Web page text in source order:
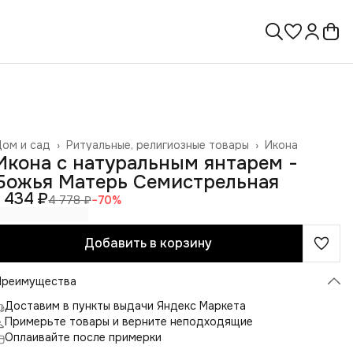
Икона
Ритуальные, религиозные товары ›
и сад ›
›
с натуральным янтарем -
Матерь Семистрельная
434 ₽4 778 ₽−70%
Добавить в корзину
Доставим в пункты выдачи Яндекс Маркета
Примерьте товары и верните неподходящие
Оплаивайте после примерки